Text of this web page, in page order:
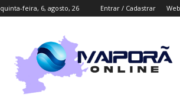
quinta-feira, 6, agosto, 26 Entrar / Cadastrar